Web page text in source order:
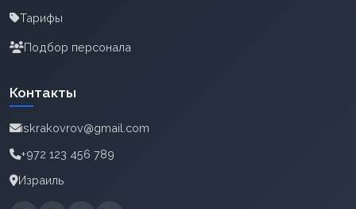
Тарифы
Подбор персонала
Контакты
iskrakovrov@gmail.com
+972 123 456 789
Израиль